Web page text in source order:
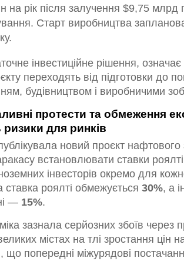
на рік після залучення $9,75 млрд
Старт виробництва
інвестиційне рішення,
переходять від підготовки до
будівництвом і виробничими
протести та обмеження
для ринків
новий проєкт нафтового
встановлювати ставки
інвесторів окремо для
роялті обмежується 30%, а
— 15%.
зазнала серйозних збоїв через
містах на тлі зростання цін
що попередні міжурядові